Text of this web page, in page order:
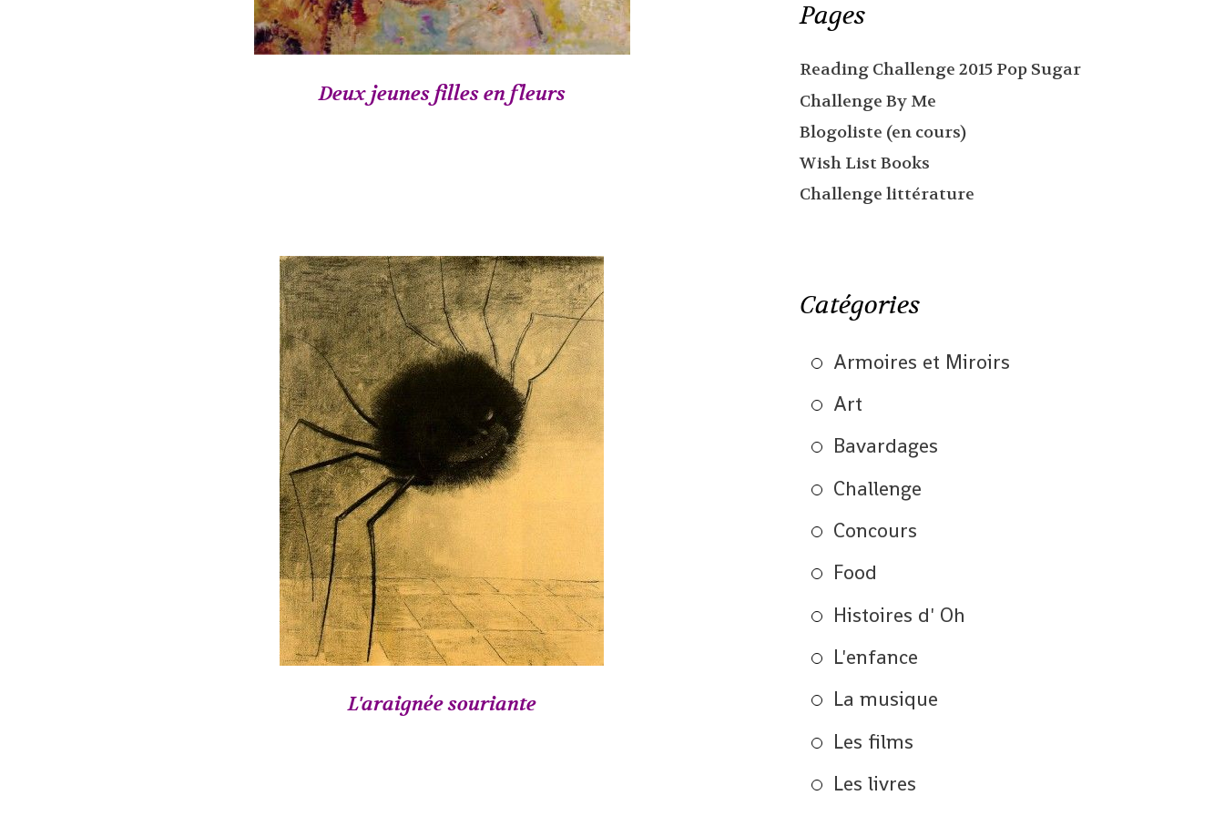
Deux jeunes filles en fleurs
L'araignée souriante
Pages
Reading Challenge 2015 Pop Sugar
Challenge By Me
Blogoliste (en cours)
Wish List Books
Challenge littérature
Catégories
Armoires et Miroirs
Art
Bavardages
Challenge
Concours
Food
Histoires d' Oh
L'enfance
La musique
Les films
Les livres